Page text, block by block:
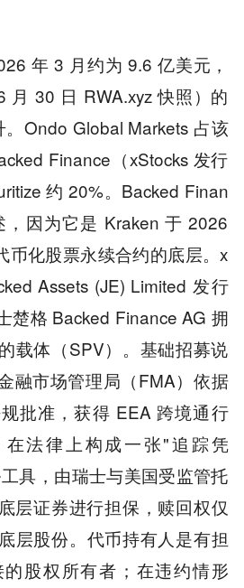
年 3 月约为 9.6 亿美元，
月 30 日 RWA.xyz 快照）的
Ondo Global Markets 占该
Finance（xStocks 发行
约 20%。Backed Finan
因为它是 Kraken 于 2026
币化股票永续合约的底层。x
Assets (JE) Limited 发行
格 Backed Finance AG 拥
载体（SPV）。基础招募说
融市场管理局（FMA）依据
批准，获得 EEA 跨境通行
在法律上构成一张"追踪凭
具，由瑞士与美国受监管托
层证券进行担保，赎回权仅
层股份。代币持有人是有担
股权所有者；在违约情形